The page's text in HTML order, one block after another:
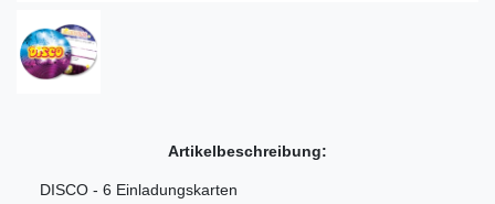
Artikelbeschreibung:
DISCO - 6 Einladungskarten